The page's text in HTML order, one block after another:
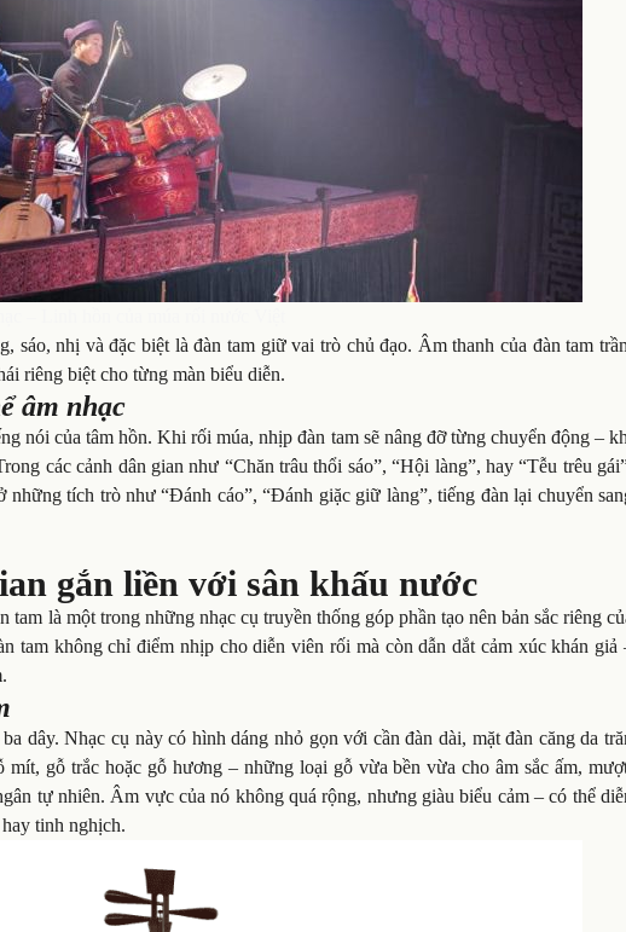
sáo, nhị và đặc biệt là đàn tam giữ vai trò chủ đạo. Âm thanh của đàn tam
riêng biệt cho từng màn biểu diễn.
âm nhạc
nói của tâm hồn. Khi rối múa, nhịp đàn tam sẽ nâng đỡ từng chuyển động –
các cảnh dân gian như “Chăn trâu thổi sáo”, “Hội làng”, hay “Tễu trêu
tích trò như “Đánh cáo”, “Đánh giặc giữ làng”, tiếng đàn lại chuyển
gắn liền với sân khấu nước
là một trong những nhạc cụ truyền thống góp phần tạo nên bản sắc riêng
tam không chỉ điểm nhịp cho diễn viên rối mà còn dẫn dắt cảm xúc khán giả
dây. Nhạc cụ này có hình dáng nhỏ gọn với cần đàn dài, mặt đàn căng da
mít, gỗ trắc hoặc gỗ hương – những loại gỗ vừa bền vừa cho âm sắc ấm,
tự nhiên. Âm vực của nó không quá rộng, nhưng giàu biểu cảm – có thể
tinh nghịch.